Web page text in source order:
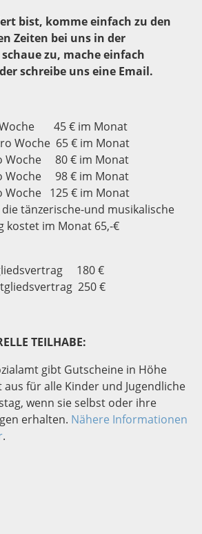
bist, komme einfach zu den
Zeiten bei uns in der
zu, mache einfach
schreibe uns eine Email.
Woche 45 € im Monat
Woche 65 € im Monat
Woche 80 € im Monat
Woche 98 € im Monat
Woche 125 € im Monat
tänzerische-und musikalische
kostet im Monat 65,-€
180 €
250 €
TEILHABE:
gibt Gutscheine in Höhe
für alle Kinder und Jugendliche
wenn sie selbst oder ihre
erhalten. Nähere Informationen
.